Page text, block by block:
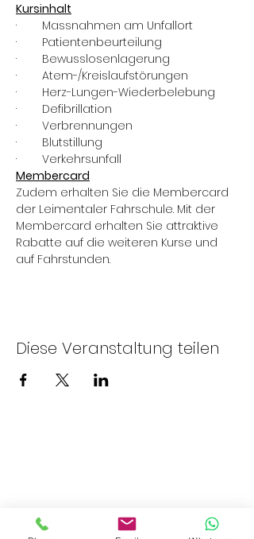
Kursinhalt
·        Massnahmen am Unfallort
·        Patientenbeurteilung
·        Bewusslosenlagerung
·        Atem-/Kreislaufstörungen
·        Herz-Lungen-Wiederbelebung
·        Defibrillation
·        Verbrennungen
·        Blutstillung
·        Verkehrsunfall
Membercard
Zudem erhalten Sie die Membercard
der Leimentaler Fahrschule. Mit der
Membercard erhalten Sie attraktive
Rabatte auf die weiteren Kurse und
auf Fahrstunden.
Diese Veranstaltung teilen